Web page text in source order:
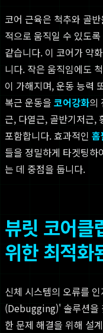
코어 근육은 척추와 골
적으로 움직일 수 있도
같습니다. 이 코어가 약
니다. 작은 움직임에도
이 가해지며, 운동 능력
복근 운동을 코어강화의
근, 다열근, 골반기저근,
포함합니다. 효과적인 홈
들을 정밀하게 타겟팅하
는 데 중점을 둡니다.
뷰릿 코어클
위한 최적화
신체 시스템의 오류를
(Debugging)' 솔루션을
한 문제 해결을 위해 설